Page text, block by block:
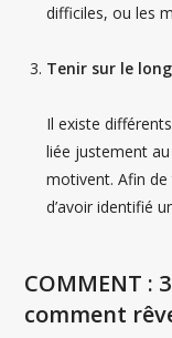
difficiles, ou les
Tenir sur le
Il existe différents
liée justement
motivent. Afin de
d’avoir identifié
COMMENT :
comment